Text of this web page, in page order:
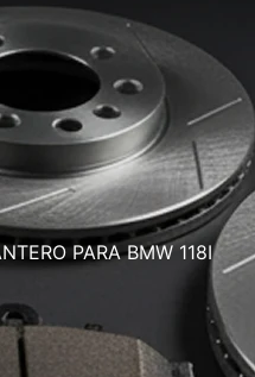
PARA BMW 118I